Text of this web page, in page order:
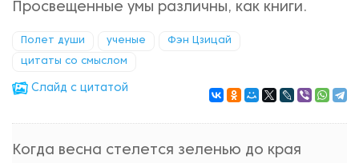
Просвещенные умы различны, как книги.
Полет души ученые Фэн Цзицай
цитаты со смыслом
Cлайд с цитатой
Когда весна стелется зеленью до края